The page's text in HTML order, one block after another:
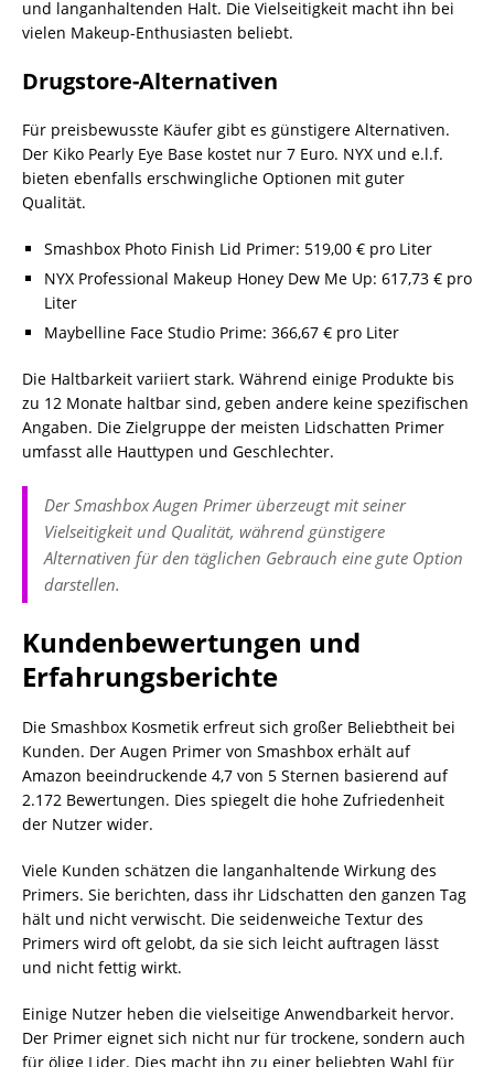
und langanhaltenden Halt. Die Vielseitigkeit macht ihn bei
vielen Makeup-Enthusiasten beliebt.
Drugstore-Alternativen
Für preisbewusste Käufer gibt es günstigere Alternativen.
Der Kiko Pearly Eye Base kostet nur 7 Euro. NYX und e.l.f.
bieten ebenfalls erschwingliche Optionen mit guter
Qualität.
Smashbox Photo Finish Lid Primer: 519,00 € pro Liter
NYX Professional Makeup Honey Dew Me Up: 617,73 € pro
Liter
Maybelline Face Studio Prime: 366,67 € pro Liter
Die Haltbarkeit variiert stark. Während einige Produkte bis
zu 12 Monate haltbar sind, geben andere keine spezifischen
Angaben. Die Zielgruppe der meisten Lidschatten Primer
umfasst alle Hauttypen und Geschlechter.
Der Smashbox Augen Primer überzeugt mit seiner
Vielseitigkeit und Qualität, während günstigere
Alternativen für den täglichen Gebrauch eine gute Option
darstellen.
Kundenbewertungen und
Erfahrungsberichte
Die Smashbox Kosmetik erfreut sich großer Beliebtheit bei
Kunden. Der Augen Primer von Smashbox erhält auf
Amazon beeindruckende 4,7 von 5 Sternen basierend auf
2.172 Bewertungen. Dies spiegelt die hohe Zufriedenheit
der Nutzer wider.
Viele Kunden schätzen die langanhaltende Wirkung des
Primers. Sie berichten, dass ihr Lidschatten den ganzen Tag
hält und nicht verwischt. Die seidenweiche Textur des
Primers wird oft gelobt, da sie sich leicht auftragen lässt
und nicht fettig wirkt.
Einige Nutzer heben die vielseitige Anwendbarkeit hervor.
Der Primer eignet sich nicht nur für trockene, sondern auch
für ölige Lider. Dies macht ihn zu einer beliebten Wahl für